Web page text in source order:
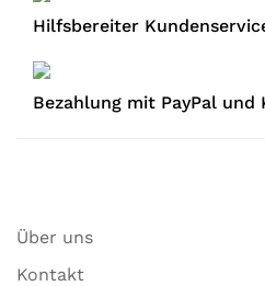
Hilfsbereiter
Bezahlung mit PayPal und
Über uns
Kontakt